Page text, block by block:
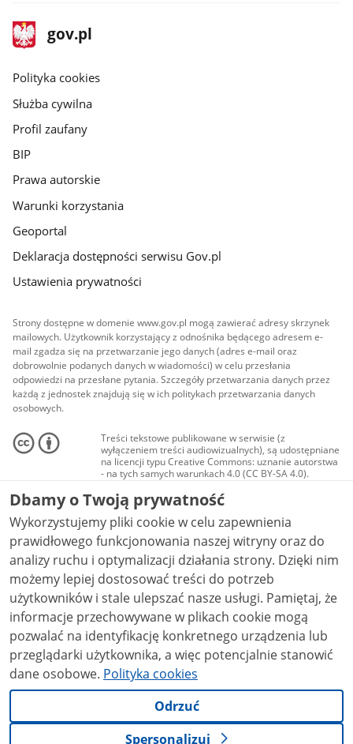
stopka
gov.pl
Strona
gov.pl
gov.pl
Polityka cookies
Służba cywilna
Profil zaufany
BIP
Prawa autorskie
Warunki korzystania
Geoportal
Deklaracja dostępności serwisu Gov.pl
Ustawienia prywatności
Strony dostępne w domenie www.gov.pl mogą zawierać adresy skrzynek
mailowych. Użytkownik korzystający z odnośnika będącego adresem e-
mail zgadza się na przetwarzanie jego danych (adres e-mail oraz
dobrowolnie podanych danych w wiadomości) w celu przesłania
odpowiedzi na przesłane pytania. Szczegóły przetwarzania danych przez
każdą z jednostek znajdują się w ich politykach przetwarzania danych
osobowych.
Treści tekstowe publikowane w serwisie (z
wyłączeniem treści audiowizualnych), są udostępniane
na licencji typu Creative Commons: uznanie autorstwa
- na tych samych warunkach 4.0 (CC BY-SA 4.0).
Materiały audiowizualne, w tym zdjęcia, materiały
audio i wideo, są udostępniane na licencji typu
Creative Commons: uznanie autorstwa użycie
niekomercyjne - bez utworów zależnych 4.0 (CC BY-
NC-ND 4.0), o ile nie jest to stwierdzone inaczej.
Dbamy o Twoją prywatność
Wykorzystujemy pliki cookie w celu zapewnienia
prawidłowego funkcjonowania naszej witryny oraz do
analizy ruchu i optymalizacji działania strony. Dzięki nim
możemy lepiej dostosować treści do potrzeb
użytkowników i stale ulepszać nasze usługi. Pamiętaj, że
informacje przechowywane w plikach cookie mogą
pozwalać na identyfikację konkretnego urządzenia lub
przeglądarki użytkownika, a więc potencjalnie stanowić
dane osobowe. Polityka cookies
Odrzuć
Spersonalizuj